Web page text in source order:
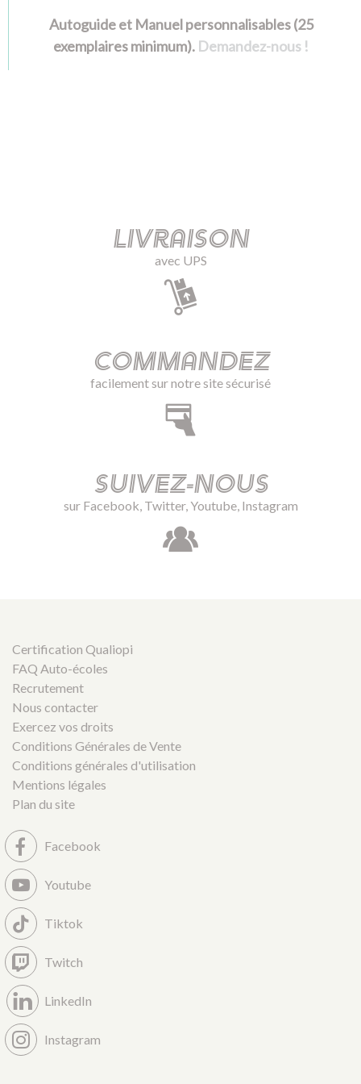
Autoguide et Manuel personnalisables (25
exemplaires minimum). Demandez-nous !
Livraison
avec UPS
Commandez
facilement sur notre site sécurisé
Suivez-nous
sur Facebook, Twitter, Youtube, Instagram
Certification Qualiopi
FAQ Auto-écoles
Recrutement
Nous contacter
Exercez vos droits
Conditions Générales de Vente
Conditions générales d'utilisation
Mentions légales
Plan du site
Facebook
Youtube
Tiktok
Twitch
LinkedIn
Instagram